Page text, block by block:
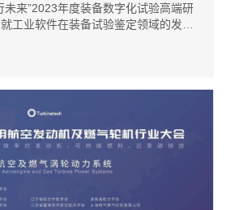
未来”2023年度装备数字化试验高端研
工业软件在装备试验鉴定领域的发
试验等关键前沿技术进行了深入交
理事长蔡小斌为本次研讨会致开幕